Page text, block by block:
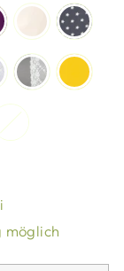
möglich